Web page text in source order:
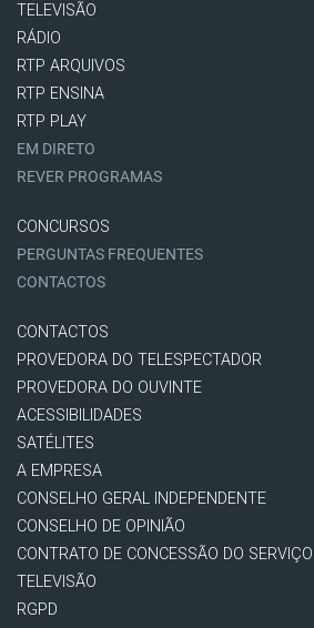
TELEVISÃO
RÁDIO
RTP ARQUIVOS
RTP ENSINA
RTP PLAY
EM DIRETO
REVER PROGRAMAS
CONCURSOS
PERGUNTAS FREQUENTES
CONTACTOS
CONTACTOS
PROVEDORA DO TELESPECTADOR
PROVEDORA DO OUVINTE
ACESSIBILIDADES
SATÉLITES
A EMPRESA
CONSELHO GERAL INDEPENDENTE
CONSELHO DE OPINIÃO
CONTRATO DE CONCESSÃO DO
TELEVISÃO
RGPD